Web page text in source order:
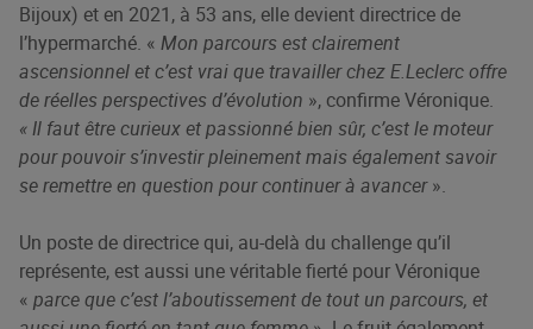
Bijoux) et en 2021, à 53 ans, elle devient directrice de
l’hypermarché. « Mon parcours est clairement
ascensionnel et c’est vrai que travailler chez E.Leclerc offre
de réelles perspectives d’évolution », confirme Véronique.
« Il faut être curieux et passionné bien sûr, c’est le moteur
pour pouvoir s’investir pleinement mais également savoir
se remettre en question pour continuer à avancer».
Un poste de directrice qui, au-delà du challenge qu’il
représente, est aussi une véritable fierté pour Véronique
« parce que c’est l’aboutissement de tout un parcours, et